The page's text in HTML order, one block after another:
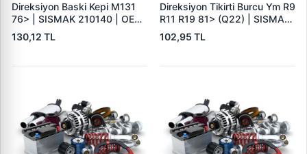
Direksiyon Baski Kepi M131
76> | SISMAK 210140 | OEM
4354388
130,12 TL
Direksiyon Tikirti Burcu Ym R9
R11 R19 81> (Q22) | SISMAK
220251 | OEM 7700794702
102,95 TL